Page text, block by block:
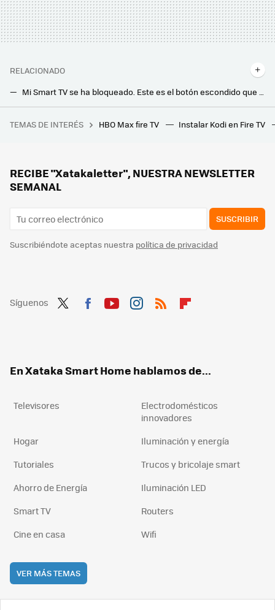
RELACIONADO
Cuando todo está más caro, comprar un televisor sale cada vez mejor de precio: estas son las razones
La debacle demográfica en Europa, expuesta en este mapa con un invitado engañoso: Mónaco
TEMAS DE INTERÉS HBO Max fire TV Instalar Kodi en Fire TV
RECIBE "Xatakaletter", NUESTRA NEWSLETTER
SEMANAL
SUSCRIBIR
Suscribiéndote aceptas nuestra política de privacidad
Síguenos
En Xataka Smart Home hablamos de...
Televisores
Electrodomésticos
innovadores
Hogar
Iluminación y energía
Tutoriales
Trucos y bricolaje smart
Ahorro de Energía
Iluminación LED
Smart TV
Routers
Cine en casa
Wifi
VER MÁS TEMAS